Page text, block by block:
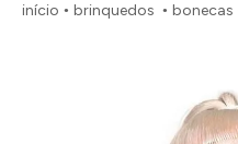
brinquedos bonecas